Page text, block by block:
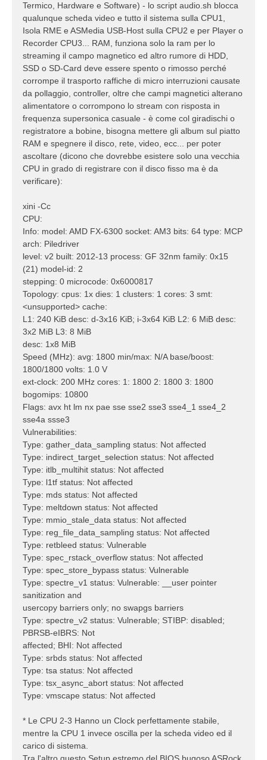
Termico, Hardware e Software) - lo script audio.sh blocca
qualunque scheda video e tutto il sistema sulla CPU1,
Isola RME e ASMedia USB-Host sulla CPU2 e per Player o
Recorder CPU3... RAM, funziona solo la ram per lo
streaming il campo magnetico ed altro rumore di HDD,
SSD o SD-Card deve essere spento o rimosso perché
corrompe il trasporto raffiche di micro interruzioni causate
da pollaggio, controller, oltre che campi magnetici alterano
alimentatore o corrompono lo stream con risposta in
frequenza supersonica casuale - è come col giradischi o
registratore a bobine, bisogna mettere gli album sul piatto
RAM e spegnere il disco, rete, video, ecc... per poter
ascoltare (dicono che dovrebbe esistere solo una vecchia
CPU in grado di registrare con il disco fisso ma è da
verificare):
xini -Cc
CPU:
Info: model: AMD FX-6300 socket: AM3 bits: 64 type: MCP
arch: Piledriver
level: v2 built: 2012-13 process: GF 32nm family: 0x15
(21) model-id: 2
stepping: 0 microcode: 0x6000817
Topology: cpus: 1x dies: 1 clusters: 1 cores: 3 smt:
<unsupported> cache:
L1: 240 KiB desc: d-3x16 KiB; i-3x64 KiB L2: 6 MiB desc:
3x2 MiB L3: 8 MiB
desc: 1x8 MiB
Speed (MHz): avg: 1800 min/max: N/A base/boost:
1800/1800 volts: 1.0 V
ext-clock: 200 MHz cores: 1: 1800 2: 1800 3: 1800
bogomips: 10800
Flags: avx ht lm nx pae sse sse2 sse3 sse4_1 sse4_2
sse4a ssse3
Vulnerabilities:
Type: gather_data_sampling status: Not affected
Type: indirect_target_selection status: Not affected
Type: itlb_multihit status: Not affected
Type: l1tf status: Not affected
Type: mds status: Not affected
Type: meltdown status: Not affected
Type: mmio_stale_data status: Not affected
Type: reg_file_data_sampling status: Not affected
Type: retbleed status: Vulnerable
Type: spec_rstack_overflow status: Not affected
Type: spec_store_bypass status: Vulnerable
Type: spectre_v1 status: Vulnerable: __user pointer
sanitization and
usercopy barriers only; no swapgs barriers
Type: spectre_v2 status: Vulnerable; STIBP: disabled;
PBRSB-eIBRS: Not
affected; BHI: Not affected
Type: srbds status: Not affected
Type: tsa status: Not affected
Type: tsx_async_abort status: Not affected
Type: vmscape status: Not affected
* Le CPU 2-3 Hanno un Clock perfettamente stabile,
mentre la CPU 1 invece oscilla per la scheda video ed il
carico di sistema.